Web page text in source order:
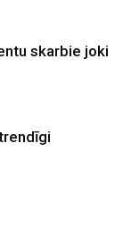
skarbie joki